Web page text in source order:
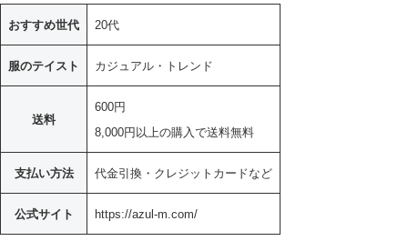
おすすめ世代 20代
服のテイスト カジュアル・トレンド
送料
600円
8,000円以上の購入で送料無料
支払い方法 代金引換・クレジットカードなど
公式サイト https://azul-m.com/